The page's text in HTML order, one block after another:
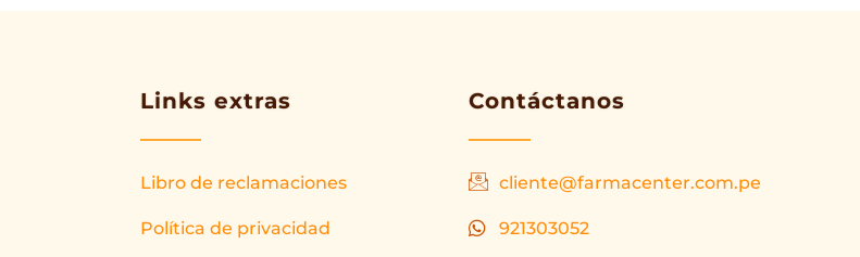
Links extras
Libro de reclamaciones
Política de privacidad
Contáctanos
cliente@farmacenter.com.pe
921303052